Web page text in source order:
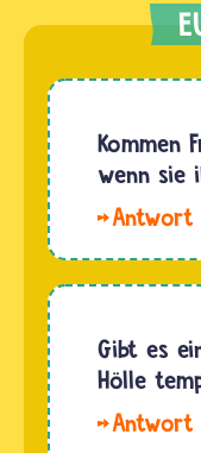
Kommen
wenn sie
Wer in
kommt,
also
verdammt
wird, und
Gibt es
Hölle